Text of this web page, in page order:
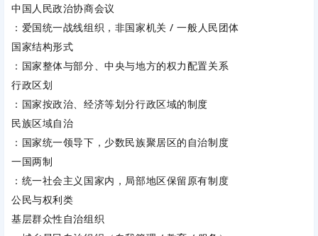
中国人民政治协商会议
：爱国统一战线组织，非国家机关 / 一般人民团体
国家结构形式
：国家整体与部分、中央与地方的权力配置关系
行政区划
：国家按政治、经济等划分行政区域的制度
民族区域自治
：国家统一领导下，少数民族聚居区的自治制度
一国两制
：统一社会主义国家内，局部地区保留原有制度
公民与权利类
基层群众性自治组织